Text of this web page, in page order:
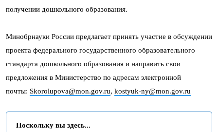
получении дошкольного образования.
Минобрнауки России предлагает принять участие в обсуждении
проекта федерального государственного образовательного
стандарта дошкольного образования и направить свои
предложения в Министерство по адресам электронной
почты: Skorolupova@mon.gov.ru, kostyuk-ny@mon.gov.ru
Поскольку вы здесь...